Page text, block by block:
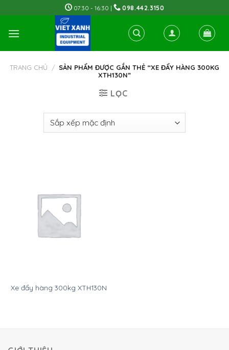
to
content
07:30 - 16:30 | 098.442.3150
TRANG CHỦ / SẢN PHẨM ĐƯỢC GẮN THẺ “XE ĐẨY HÀNG 300KG
XTH130N”
LỌC
Xe đẩy hàng 300kg XTH130N